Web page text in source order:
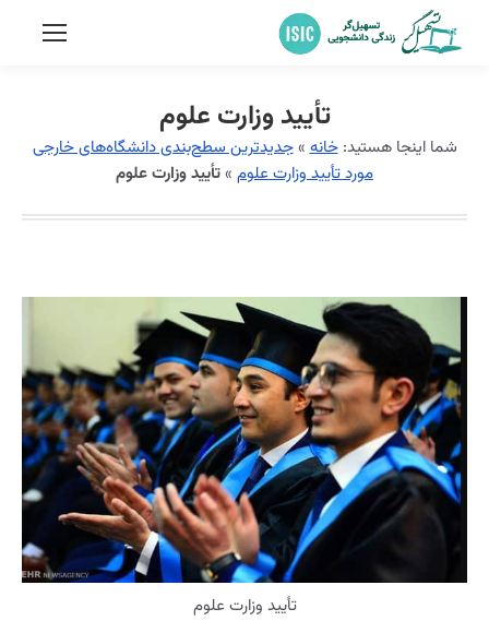
تأیید وزارت علوم
شما اینجا هستید:خانه»جدیدترین سطح‌بندی دانشگاه‌های خارجی
مورد تأیید وزارت علوم »تأیید وزارت علوم
تأیید وزارت علوم